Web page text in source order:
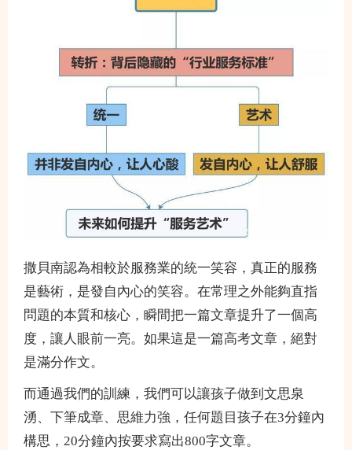
撒貝南認為相較於服務業的統一笑容，真正的服務
是藝術，是發自內心的笑容。在常理之外能夠直指
問題的本質和核心，瞬間把一篇文章提升了一個高
度，讓人眼前一亮。如果這是一篇高考文章，絕對
是滿分作文。
而通過我們的訓練，我們可以讓孩子做到文思泉
湧、下筆成章、思維力強，任何題目孩子在3分鐘內
構思，20分鐘內按要求寫出800字文章。